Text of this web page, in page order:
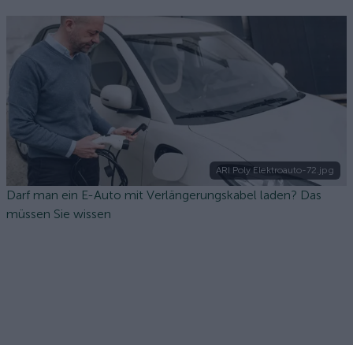
ARI Poly Elektroauto-72.jpg
Darf man ein E-Auto mit Verlängerungskabel laden? Das
müssen Sie wissen